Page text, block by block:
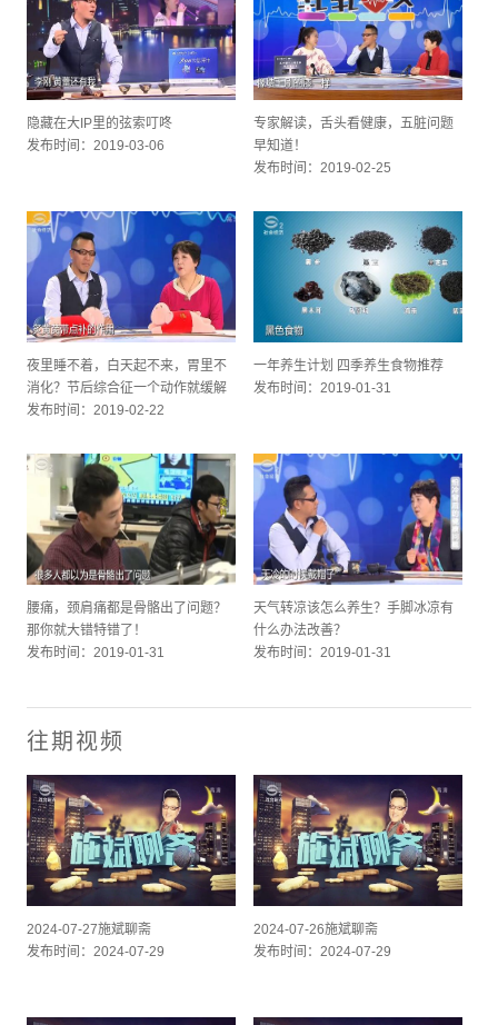
隐藏在大IP里的弦索叮咚
发布时间：2019-03-06
专家解读，舌头看健康，五脏问题
早知道！
发布时间：2019-02-25
夜里睡不着，白天起不来，胃里不
消化？节后综合征一个动作就缓解
发布时间：2019-02-22
一年养生计划 四季养生食物推荐
发布时间：2019-01-31
腰痛，颈肩痛都是骨骼出了问题？
那你就大错特错了！
发布时间：2019-01-31
天气转凉该怎么养生？手脚冰凉有
什么办法改善？
发布时间：2019-01-31
往期视频
2024-07-27施斌聊斋
发布时间：2024-07-29
2024-07-26施斌聊斋
发布时间：2024-07-29